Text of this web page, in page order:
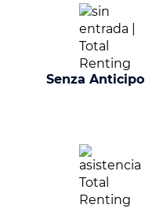
Senza Anticipo